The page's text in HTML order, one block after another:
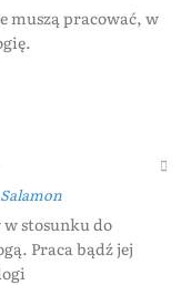
muszą pracować, w
stosunku do
Praca bądź jej